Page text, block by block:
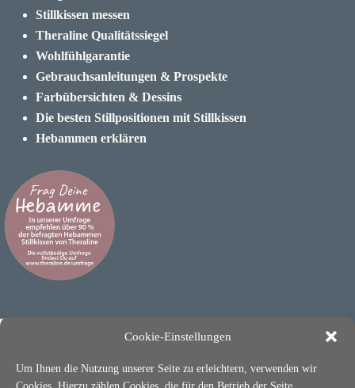
Cookie-Einstellungen
Um Ihnen die Nutzung unserer Seite zu erleichtern, verwenden wir
Stillkissen messen
Theraline Qualitätssiegel
Wohlfühlgarantie
Gebrauchsanleitungen & Prospekte
Farbübersichten & Dessins
Die besten Stillpositionen mit Stillkissen
Hebammen erklären